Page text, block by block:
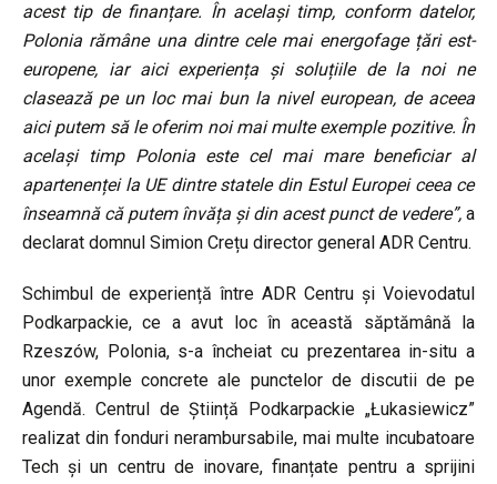
acest tip de finanțare. În același timp, conform datelor,
Polonia rămâne una dintre cele mai energofage țări est-
europene, iar aici experiența și soluțiile de la noi ne
clasează pe un loc mai bun la nivel european, de aceea
aiciputem să le oferim noi mai multe exemple pozitive. În
același timp Polonia estecel mai mare beneficiaral
apartenențeila UEdintre stateledin Estul Europei ceea ce
înseamnă căputem învăța și din acest punct de vedere”, a
declarat domnul Simion Crețu director general ADR Centru.
Schimbul de experiență între ADR Centru și Voievodatul
Podkarpackie, ce a avut loc în această săptămână la
Rzeszów, Polonia, s-a încheiat cu prezentarea in-situ a
unor exemple concrete ale punctelor de discutii de pe
Agendă. Centrul de Știință Podkarpackie „Łukasiewicz”
realizat din fonduri nerambursabile, mai multe incubatoare
Tech și un centru de inovare, finanțate pentru a sprijini